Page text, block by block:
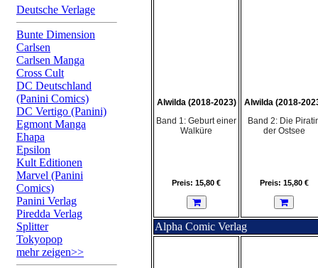
Deutsche Verlage
Bunte Dimension
Carlsen
Carlsen Manga
Cross Cult
DC Deutschland
(Panini Comics)
DC Vertigo (Panini)
Egmont Manga
Ehapa
Epsilon
Kult Editionen
Marvel (Panini
Comics)
Panini Verlag
Piredda Verlag
Splitter
Tokyopop
mehr zeigen>>
Alwilda (2018-2023)
Band 1: Geburt einer
Walküre
Preis: 15,80 €
Alwilda (2018-
Band 2: Die
der Ostsee
Preis: 15,80 €
Alpha Comic Verlag